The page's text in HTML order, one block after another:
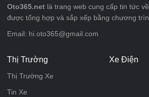
Oto365.net là trang web cung cấp tin tức
được tổng hợp và sắp xếp bằng chương
Email: hi.oto365@gmail.com
Thị Trường
Thị Trường Xe
Tin Xe
Xe Điện